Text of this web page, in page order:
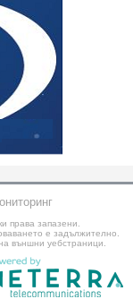
права запазени.
е задължително.
външни уебстраници.